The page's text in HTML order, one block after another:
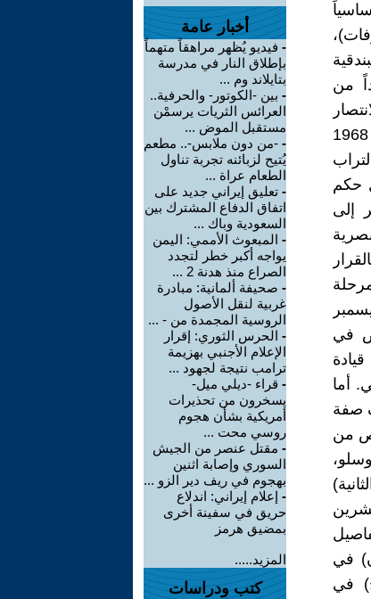
من
الفيتنامي على أقوى دولة في العالم. وسبق لمنظمة التحرير الفلسطينية عام 1968
حكم
إلى
في مرحلة
في
ارتكبت قيادة
أما
صفة
من
في
في
أخبار عامة
- فيديو يُظهر مراهقاً متهماً
بإطلاق النار في مدرسة
بتايلاند وم ...
- بين -الكوتور- والحرفية..
العرائس الثريات يرسمْن
مستقبل الموض ...
- -من دون ملابس-.. مطعم
يُتيح لزبائنه تجربة تناول
الطعام عراة ...
- تعليق إيراني جديد على
اتفاق الدفاع المشترك بين
السعودية وباك ...
- المبعوث الأممي: اليمن
يواجه أكبر خطر لتجدد
الصراع منذ هدنة 2 ...
- صحيفة ألمانية: مبادرة
غربية لنقل الأصول
الروسية المجمدة من - ...
- الحرس الثوري: إقرار
الإعلام الأجنبي بهزيمة
ترامب نتيجة لجهود ...
- قراء -ديلي ميل-
يسخرون من تحذيرات
أمريكية بشأن هجوم
روسي محت ...
- مقتل عنصر من الجيش
السوري وإصابة اثنين
بهجوم في ريف دير الزو ...
- إعلام إيراني: اندلاع
حريق في سفينة أخرى
بمضيق هرمز
المزيد.....
كتب ودراسات